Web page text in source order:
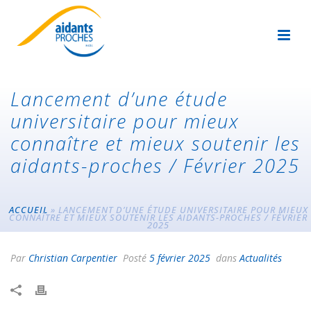
Lancement d’une étude
universitaire pour mieux
connaître et mieux soutenir les
aidants-proches / Février 2025
ACCUEIL » LANCEMENT D’UNE ÉTUDE UNIVERSITAIRE POUR MIEUX
CONNAÎTRE ET MIEUX SOUTENIR LES AIDANTS-PROCHES / FÉVRIER
2025
Par Christian Carpentier Posté 5 février 2025 dansActualités